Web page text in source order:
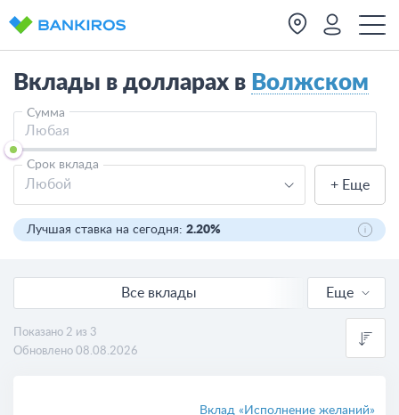
Вклады в долларах в Волжском
Сумма
Срок вклада
Любой + Еще
Лучшая ставка на сегодня: 2.20%
Все вклады
Еще
Показано 2 из 3
Обновлено 08.08.2026
Вклад «Исполнение желаний»